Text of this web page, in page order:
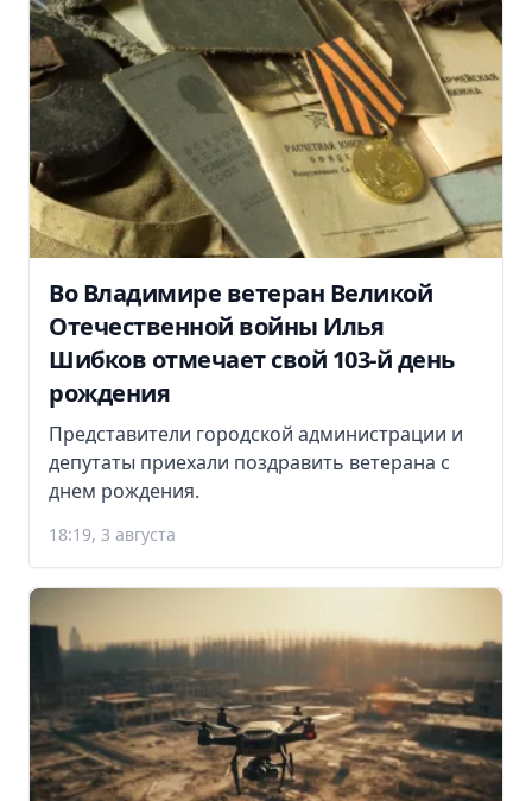
Во Владимире ветеран Великой
Отечественной войны Илья
Шибков отмечает свой 103-й день
рождения
Представители городской администрации и
депутаты приехали поздравить ветерана с
днем рождения.
18:19, 3 августа